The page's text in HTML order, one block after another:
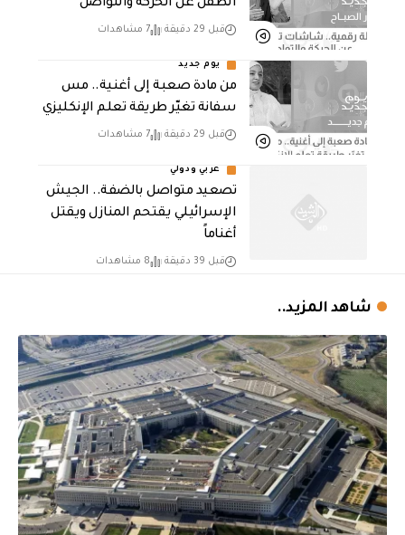
الطفل عن الحركة والتواصل
قبل 29 دقيقة 7 مشاهدات
يوم جديد
من مادة صعبة إلى أغنية.. مس
سفانة تغيّر طريقة تعلم الإنكليزي
قبل 29 دقيقة 7 مشاهدات
عربي ودولي
تصعيد متواصل بالضفة.. الجيش
الإسرائيلي يقتحم المنازل ويقتل
أغناماً
قبل 39 دقيقة 8 مشاهدات
شاهد المزيد..